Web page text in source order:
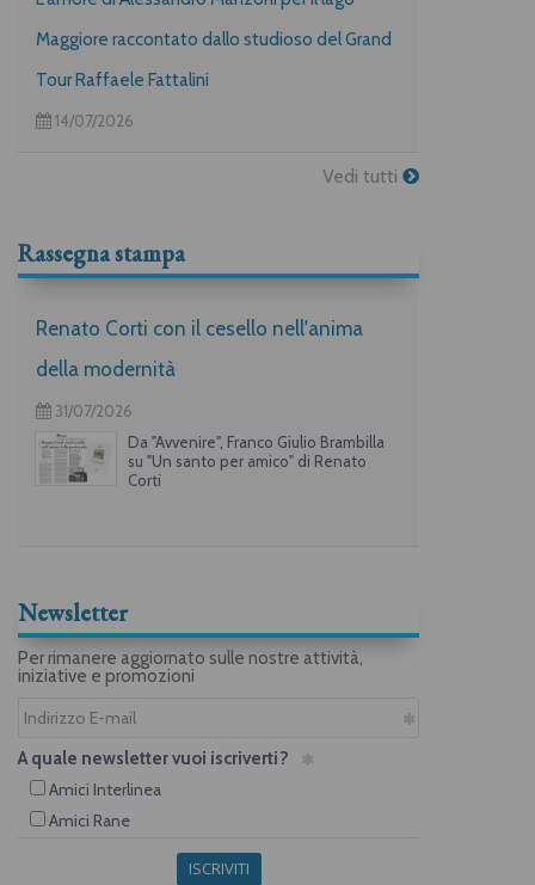
Maggiore raccontato dallo studioso del Grand
Tour Raffaele Fattalini
14/07/2026
Vedi tutti
Rassegna stampa
Renato Corti con il cesello nell'anima
della modernità
31/07/2026
Da "Avvenire", Franco Giulio Brambilla
su "Un santo per amico" di Renato
Corti
Newsletter
Per rimanere aggiornato sulle nostre attività,
iniziative e promozioni
A quale newsletter vuoi iscriverti?
Amici Interlinea
Amici Rane
ISCRIVITI